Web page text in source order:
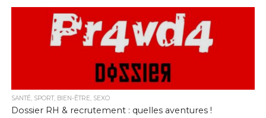
SANTÉ, SPORT, BIEN-ÊTRE, SEXO
Dossier RH & recrutement : quelles aventures !